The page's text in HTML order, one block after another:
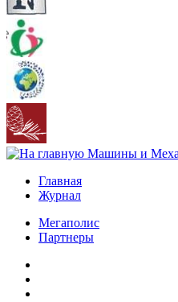
Главная
Журнал
Мегаполис
Партнеры